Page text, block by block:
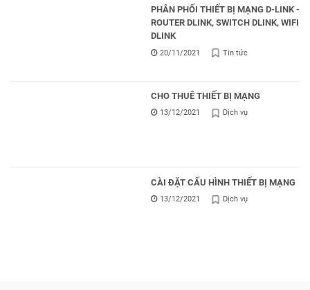
PHÂN PHỐI THIẾT BỊ MẠNG D-LINK -
ROUTER DLINK, SWITCH DLINK, WIFI
DLINK
20/11/2021 Tin tức
CHO THUÊ THIẾT BỊ MẠNG
13/12/2021 Dịch vụ
CÀI ĐẶT CẤU HÌNH THIẾT BỊ MẠNG
13/12/2021 Dịch vụ